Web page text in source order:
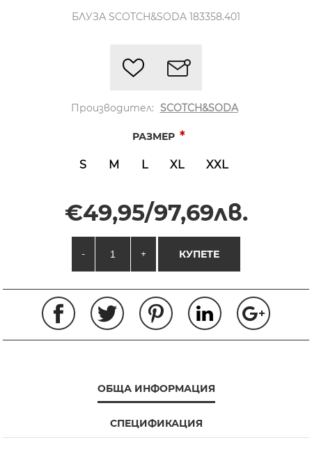
БЛУЗА SCOTCH&SODA 183358.401
Производител: SCOTCH&SODA
РАЗМЕР *
S M L XL XXL
€49,95/97,69лв.
- + КУПЕТЕ
ОБЩА ИНФОРМАЦИЯ
СПЕЦИФИКАЦИЯ